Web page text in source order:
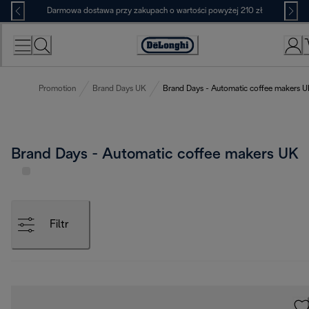
Skip
to
Content
Darmowa dostawa przy zakupach o wartości powyżej 210 zł
Deklaracja
Promotion Brand Days UK Brand Days - Automatic coffee makers
Brand Days - Automatic coffee makers UK
Filtr